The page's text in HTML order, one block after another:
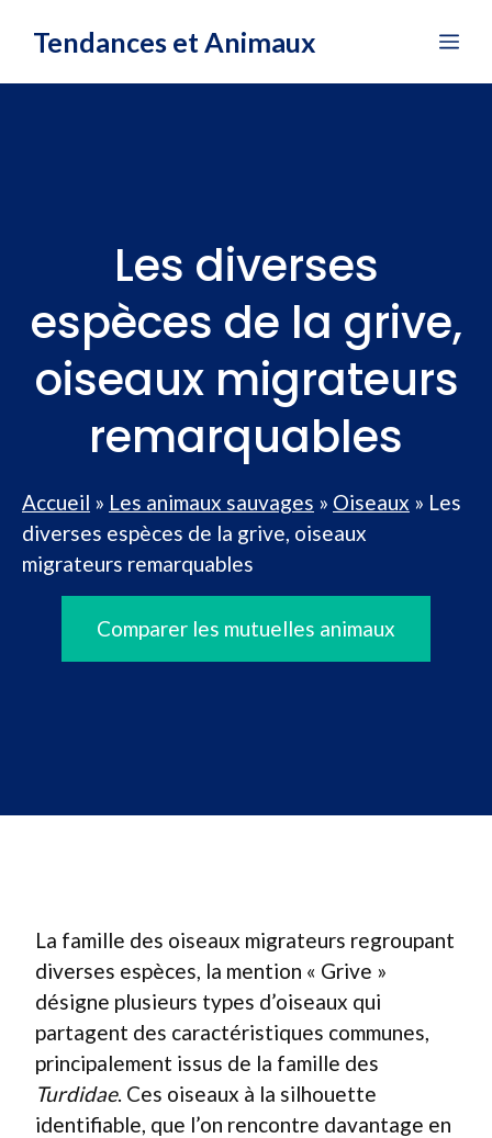
Tendances et Animaux
Les diverses
espèces de la grive,
oiseaux migrateurs
remarquables
Accueil » Les animaux sauvages » Oiseaux » Les
diverses espèces de la grive, oiseaux
migrateurs remarquables
Comparer les mutuelles animaux
La famille des oiseaux migrateurs regroupant
diverses espèces, la mention « Grive »
désigne plusieurs types d’oiseaux qui
partagent des caractéristiques communes,
principalement issus de la famille des
Turdidae. Ces oiseaux à la silhouette
identifiable, que l’on rencontre davantage en